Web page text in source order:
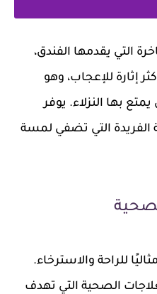
التي يقدمها الفندق،
إثارة للإعجاب، وهو
بها النزلاء. يوفر
التي تضفي لمسة
للراحة والاسترخاء.
الصحية التي تهدف